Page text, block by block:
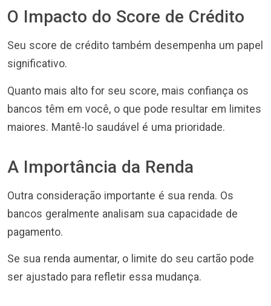
O Impacto do Score de Crédito
Seu score de crédito também desempenha um papel
significativo.
Quanto mais alto for seu score, mais confiança os
bancos têm em você, o que pode resultar em limites
maiores. Mantê-lo saudável é uma prioridade.
A Importância da Renda
Outra consideração importante é sua renda. Os
bancos geralmente analisam sua capacidade de
pagamento.
Se sua renda aumentar, o limite do seu cartão pode
ser ajustado para refletir essa mudança.